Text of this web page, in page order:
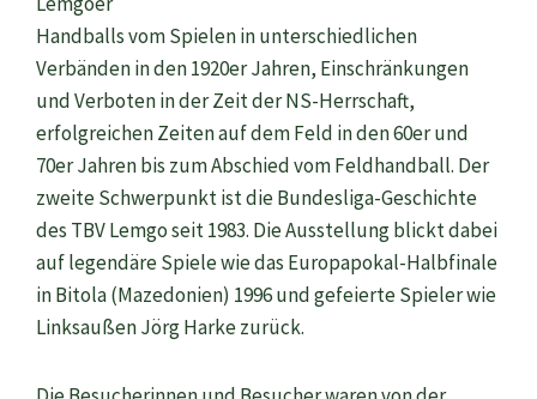
Handballs vom Spielen in unterschiedlichen
Verbänden in den 1920er Jahren, Einschränkungen
und Verboten in der Zeit der NS-Herrschaft,
erfolgreichen Zeiten auf dem Feld in den 60er und
70er Jahren bis zum Abschied vom Feldhandball. Der
zweite Schwerpunkt ist die Bundesliga-Geschichte
des TBV Lemgo seit 1983. Die Ausstellung blickt dabei
auf legendäre Spiele wie das Europapokal-Halbfinale
in Bitola (Mazedonien) 1996 und gefeierte Spieler wie
Linksaußen Jörg Harke zurück.